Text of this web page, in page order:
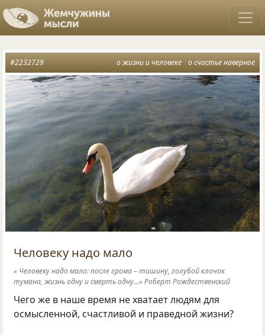
о жизни и человеке о счастье наверное
#2232729
Человеку надо мало
« Человеку надо мало: после грома – тишину, голубой клочок
тумана, жизнь одну и смерть одну...» Роберт Рождественский
Чего же в наше время не хватает людям для
осмысленной, счастливой и праведной жизни?